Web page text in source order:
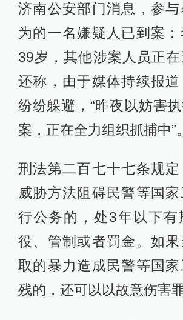
济南公安部门消息，参
为的一名嫌疑人已到案：
39岁，其他涉案人员正
还称，由于媒体持续报
纷纷躲避，“昨夜以妨害
案，正在全力组织抓捕中”。
刑法第二百七十七条规定
威胁方法阻碍民警等国
行公务的，处3年以下有
役、管制或者罚金。如
取的暴力造成民警等国
残的，还可以以故意伤害罪